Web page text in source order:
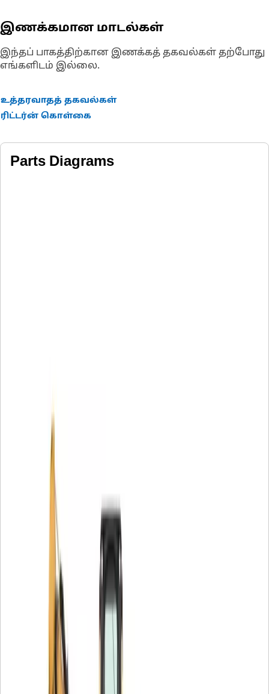
இணக்கமான மாடல்கள்
இந்தப் பாகத்திற்கான இணக்கத் தகவல்கள் தற்போது
எங்களிடம் இல்லை.
உத்தரவாதத் தகவல்கள்
ரிட்டர்ன் கொள்கை
Parts Diagrams